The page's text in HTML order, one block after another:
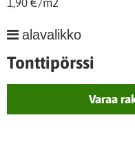
Tonttipörssi
Varaa
1,90 €/m2